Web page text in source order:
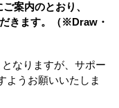
案内のとおり、
きます。（※Draw・
なりますが、サポー
ようお願いいたしま